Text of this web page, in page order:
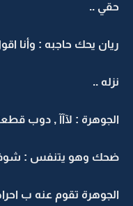
حقي ..
ريان يحك حاجبه : وأنا
نزله ..
الجوهرة : لآآآ , دوب
ضحك وهو يتنفس :
الجوهرة تقوم عنه ب